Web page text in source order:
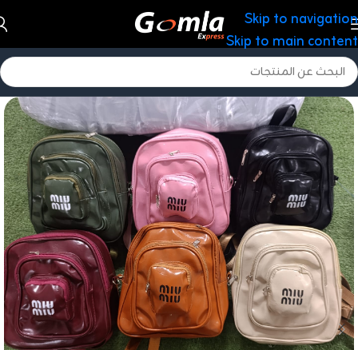
Skip to navigation
Skip to main content